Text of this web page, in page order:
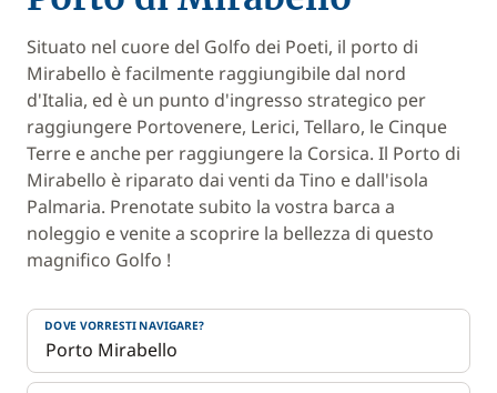
Situato nel cuore del Golfo dei Poeti, il porto di
Mirabello è facilmente raggiungibile dal nord
d'Italia, ed è un punto d'ingresso strategico per
raggiungere Portovenere, Lerici, Tellaro, le Cinque
Terre e anche per raggiungere la Corsica. Il Porto di
Mirabello è riparato dai venti da Tino e dall'isola
Palmaria. Prenotate subito la vostra barca a
noleggio e venite a scoprire la bellezza di questo
magnifico Golfo !
DOVE VORRESTI NAVIGARE?